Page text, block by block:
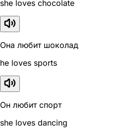
she loves chocolate
Она любит шоколад
he loves sports
Он любит спорт
she loves dancing